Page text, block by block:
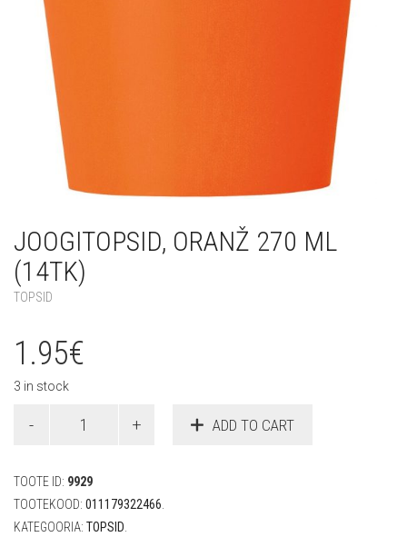
JOOGITOPSID, ORANŽ 270 ML
(14TK)
TOPSID
1.95€
3 in stock
oranž
(14tk)
quantity
ADD TO CART
TOOTE ID: 9929
TOOTEKOOD: 011179322466
KATEGOORIA: TOPSID